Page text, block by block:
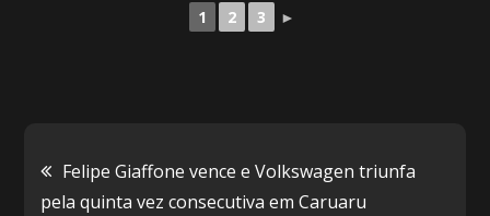
1 2 3 ►
Navegação
Felipe Giaffone vence e Volkswagen triunfa
pela quinta vez consecutiva em Caruaru